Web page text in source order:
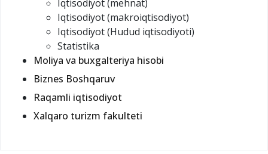
Iqtisodiyot (mehnat)
Iqtisodiyot (makroiqtisodiyot)
Iqtisodiyot (Hudud iqtisodiyoti)
Statistika
Moliya va buxgalteriya hisobi
Biznes Boshqaruv
Raqamli iqtisodiyot
Xalqaro turizm fakulteti